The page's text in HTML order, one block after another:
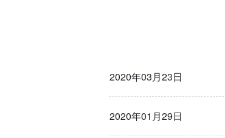
2020年03月23日
2020年01月29日